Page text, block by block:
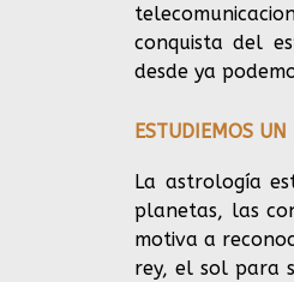
conquista del
desde ya
ESTUDIEMOS UN
La astrología
planetas, las
motiva a
rey, el sol para